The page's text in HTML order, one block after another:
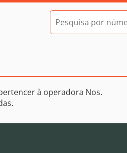
à operadora Nos.